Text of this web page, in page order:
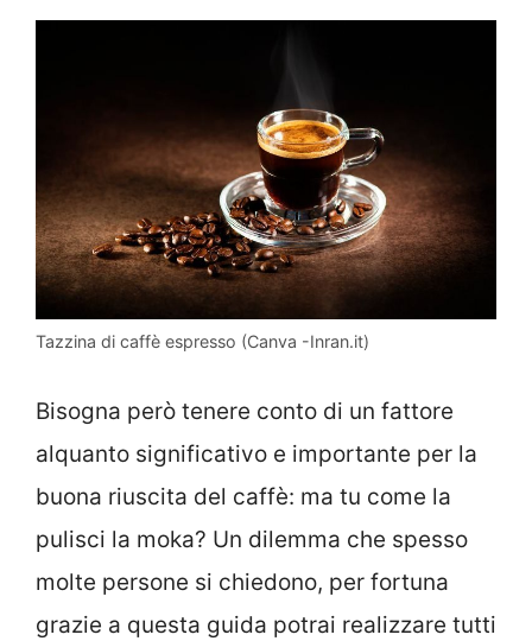
Tazzina di caffè espresso (Canva -Inran.it)
Bisogna però tenere conto di un fattore
alquanto significativo e importante per la
buona riuscita del caffè: ma tu come la
pulisci la moka? Un dilemma che spesso
molte persone si chiedono, per fortuna
grazie a questa guida potrai realizzare tutti